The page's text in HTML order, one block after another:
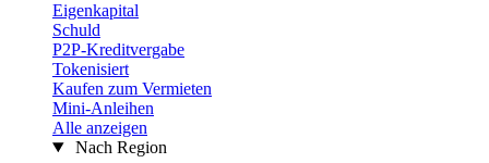
Eigenkapital
Schuld
P2P-Kreditvergabe
Tokenisiert
Kaufen zum Vermieten
Mini-Anleihen
Alle anzeigen
Nach Region